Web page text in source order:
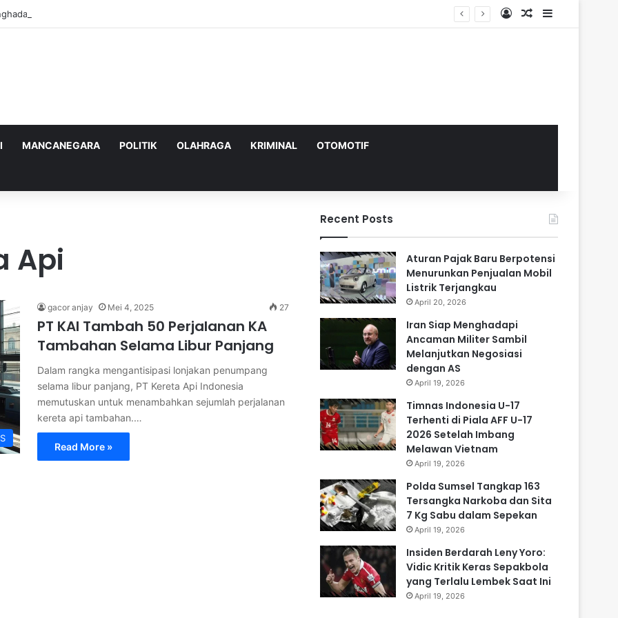
Ancaman Militer Sambil Melanjutkan Negosiasi dengan AS Log InRandom Article
Sidebar
MANCANEGARA POLITIK OLAHRAGA KRIMINAL OTOMOTIF
Api
gacor anjay Mei 4, 2025 27
PT KAI Tambah 50 Perjalanan KA
Tambahan Selama Libur Panjang
Dalam rangka mengantisipasi lonjakan penumpang
selama libur panjang, PT Kereta Api Indonesia
memutuskan untuk menambahkan sejumlah perjalanan
kereta api tambahan.…
Read More »
Recent Posts
Aturan Pajak Baru Berpotensi
Menurunkan Penjualan Mobil
Listrik Terjangkau
April 20, 2026
Iran Siap Menghadapi
Ancaman Militer Sambil
Melanjutkan Negosiasi
dengan AS
April 19, 2026
Timnas Indonesia U-17
Terhenti di Piala AFF U-17
2026 Setelah Imbang
Melawan Vietnam
April 19, 2026
Polda Sumsel Tangkap 163
Tersangka Narkoba dan Sita
7 Kg Sabu dalam Sepekan
April 19, 2026
Insiden Berdarah Leny Yoro:
Vidic Kritik Keras Sepakbola
yang Terlalu Lembek Saat Ini
April 19, 2026